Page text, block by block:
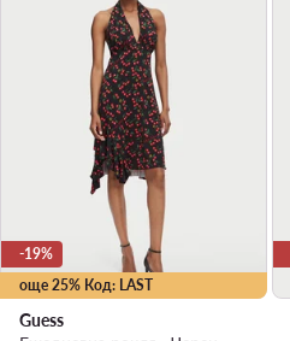
още 25% Код: LAST
-19%
Guess